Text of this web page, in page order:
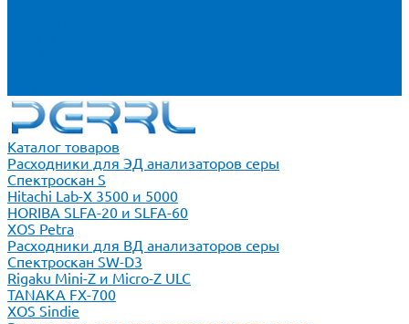
Каталог товаров
Расходники для ЭД анализаторов серы
Спектроскан S
Hitachi Lab-X 3500 и 5000
HORIBA SLFA-20 и SLFA-60
XOS Petra
Расходники для ВД анализаторов серы
Спектроскан SW-D3
Rigaku Mini-Z и Micro-Z ULC
TANAKA FX-700
XOS Sindie